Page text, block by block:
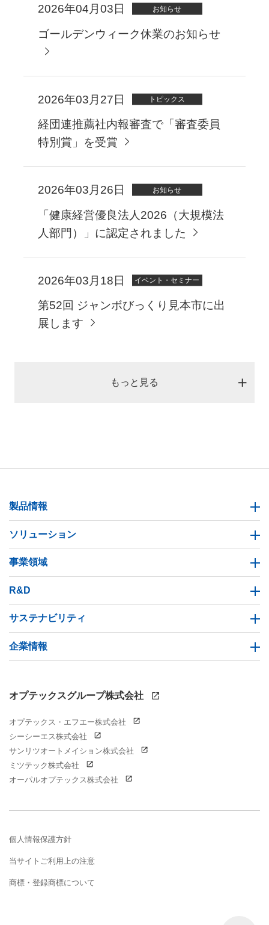
2026年04月03日 お知らせ
ゴールデンウィーク休業のお知らせ
2026年03月27日 トピックス
経団連推薦社内報審査で「審査委員
特別賞」を受賞
2026年03月26日 お知らせ
「健康経営優良法人2026（大規模法
人部門）」に認定されました
2026年03月18日 イベント・セミナー
第52回 ジャンボびっくり見本市に出
展します
もっと見る
製品情報
ソリューション
事業領域
R&D
サステナビリティ
企業情報
オプテックスグループ株式会社
オプテックス・エフエー株式会社
シーシーエス株式会社
サンリツオートメイション株式会社
ミツテック株式会社
オーパルオプテックス株式会社
個人情報保護方針
当サイトご利用上の注意
商標・登録商標について